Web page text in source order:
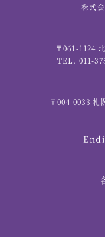
株式
〒061-1124
TEL. 011-
〒004-0033 札